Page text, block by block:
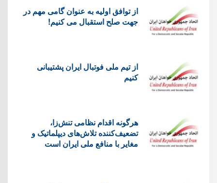
از توافق اولیه به عنوان گامی مهم در
جهت صلح استقبال می کنیم!
از تیم ملی فوتبال ایران پشتیبانی
کنیم
هرگونه اقدام نظامی تنش‌زا،
تضعیف‌کننده تلاش‌های دیپلماتیک و
مغایر با منافع ملی ایران است